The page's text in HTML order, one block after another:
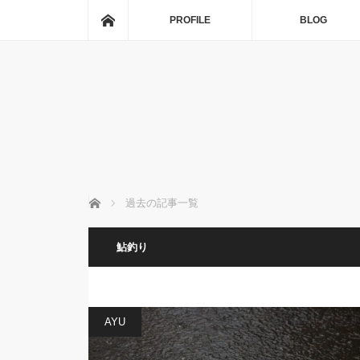
PROFILE BLOG
ホーム 過去の記事一覧
鮎釣り
AYU